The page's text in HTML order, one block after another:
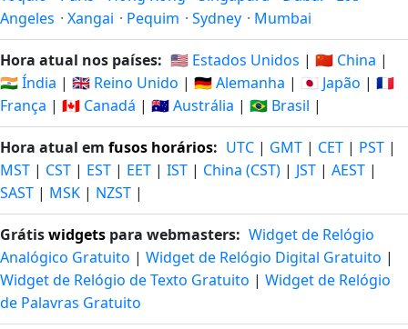
Angeles · Xangai · Pequim · Sydney · Mumbai
Hora atual nos países: 🇺🇸 Estados Unidos | 🇨🇳 China |
🇮🇳 Índia | 🇬🇧 Reino Unido | 🇩🇪 Alemanha | 🇯🇵 Japão | 🇫🇷
França | 🇨🇦 Canadá | 🇦🇺 Austrália | 🇧🇷 Brasil |
Hora atual em fusos horários: UTC | GMT | CET | PST |
MST | CST | EST | EET | IST | China (CST) | JST | AEST |
SAST | MSK | NZST |
Grátiswidgets para webmasters: Widget de Relógio
Analógico Gratuito | Widget de Relógio Digital Gratuito |
Widget de Relógio de Texto Gratuito | Widget de Relógio
de Palavras Gratuito